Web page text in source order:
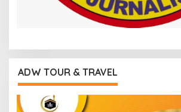
ADW TOUR & TRAVEL